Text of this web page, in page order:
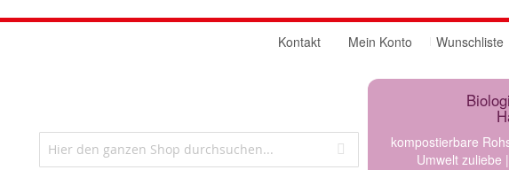
Mein Konto Wunschliste
Kontakt
kompostierbare
Umwelt zuliebe